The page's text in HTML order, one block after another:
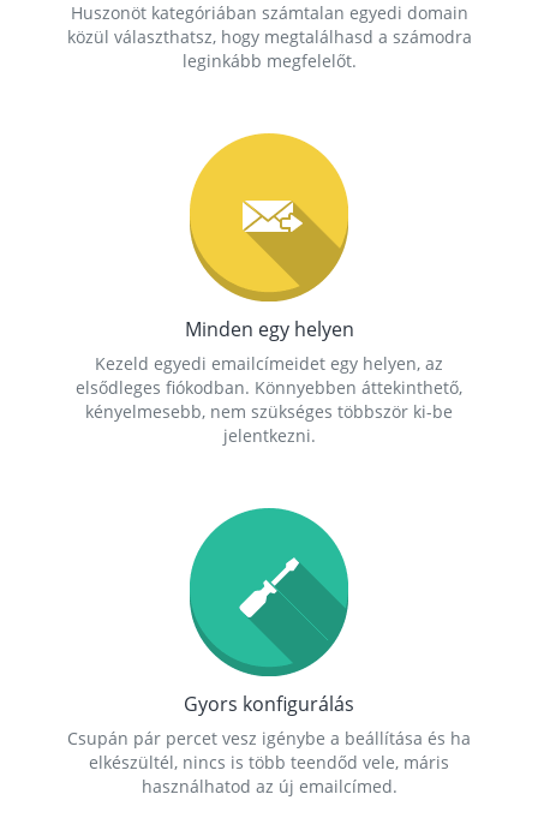
Huszonöt kategóriában számtalan egyedi domain
közül választhatsz, hogy megtalálhasd a számodra
leginkább megfelelőt.
Minden egy helyen
Kezeld egyedi emailcímeidet egy helyen, az
elsődleges fiókodban. Könnyebben áttekinthető,
kényelmesebb, nem szükséges többször ki-be
jelentkezni.
Gyors konfigurálás
Csupán pár percet vesz igénybe a beállítása és ha
elkészültél, nincs is több teendőd vele, máris
használhatod az új emailcímed.